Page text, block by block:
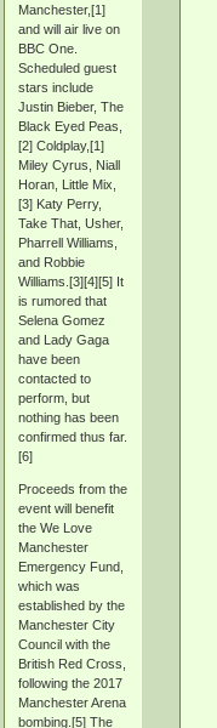
Manchester,[1]
and will air live on
BBC One.
Scheduled guest
stars include
Justin Bieber, The
Black Eyed Peas,
[2] Coldplay,[1]
Miley Cyrus, Niall
Horan, Little Mix,
[3] Katy Perry,
Take That, Usher,
Pharrell Williams,
and Robbie
Williams.[3][4][5] It
is rumored that
Selena Gomez
and Lady Gaga
have been
contacted to
perform, but
nothing has been
confirmed thus far.
[6]
Proceeds from the
event will benefit
the We Love
Manchester
Emergency Fund,
which was
established by the
Manchester City
Council with the
British Red Cross,
following the 2017
Manchester Arena
bombing.[5] The